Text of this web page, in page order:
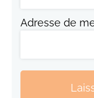
Adresse de